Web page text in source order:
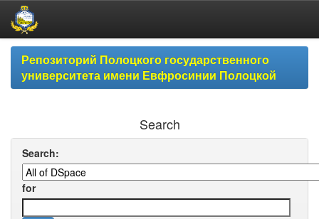
Skip
navigationРепозиторий Полоцкого государственного
университета имени Евфросинии Полоцкой
Search
Search:
for